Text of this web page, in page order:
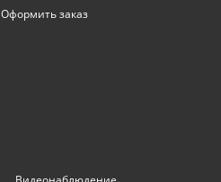
Оформить заказ